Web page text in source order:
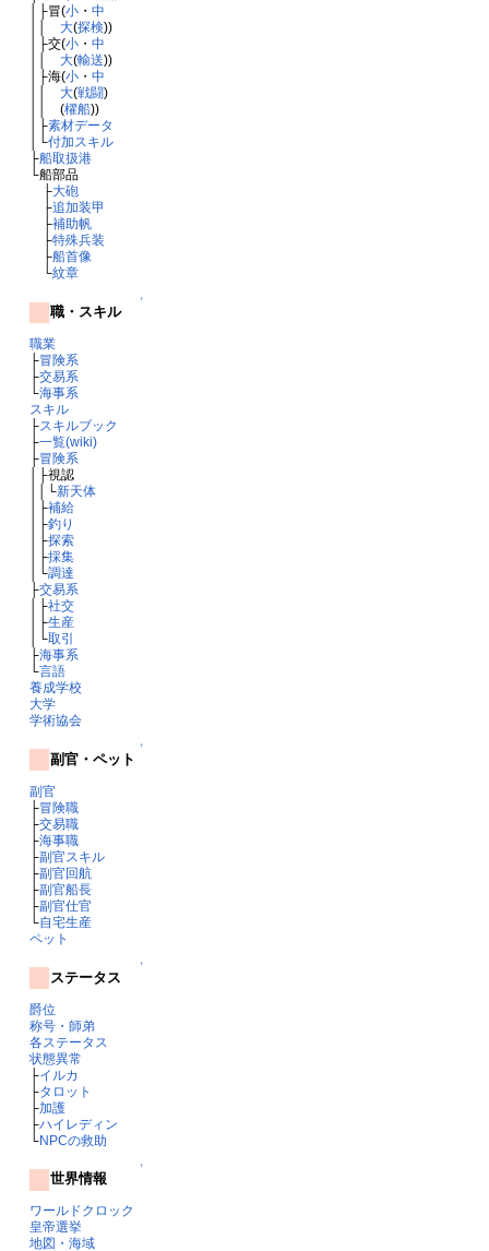
│├冒(小・ 中
大(探検))
│├交(小・ 中
大(輸送))
│├海(小・ 中
大(戦闘)
││ (櫂船))
│├素材データ
│└付加スキル
├船取扱港
└船部品
├大砲
├追加装甲
├補助帆
├特殊兵装
├船首像
└紋章
↑
職・スキル
職業
├冒険系
├交易系
└海事系
スキル
├スキルブック
├一覧(wiki)
├冒険系
│├視認
││└新天体
│├補給
│├釣り
│├探索
│├採集
│└調達
├交易系
│├社交
│├生産
│└取引
├海事系
└言語
養成学校
大学
学術協会
↑
副官・ペット
副官
├冒険職
├交易職
├海事職
├副官スキル
├副官回航
├副官船長
├副官仕官
└自宅生産
ペット
↑
ステータス
爵位
称号・師弟
各ステータス
状態異常
├イルカ
├タロット
├加護
├ハイレディン
└NPCの救助
↑
世界情報
ワールドクロック
皇帝選挙
地図・海域